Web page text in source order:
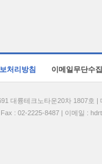
처리방침 이메일무단수
대륭테크노타운20차 1807
: 02-2225-8487 | 이메일 :